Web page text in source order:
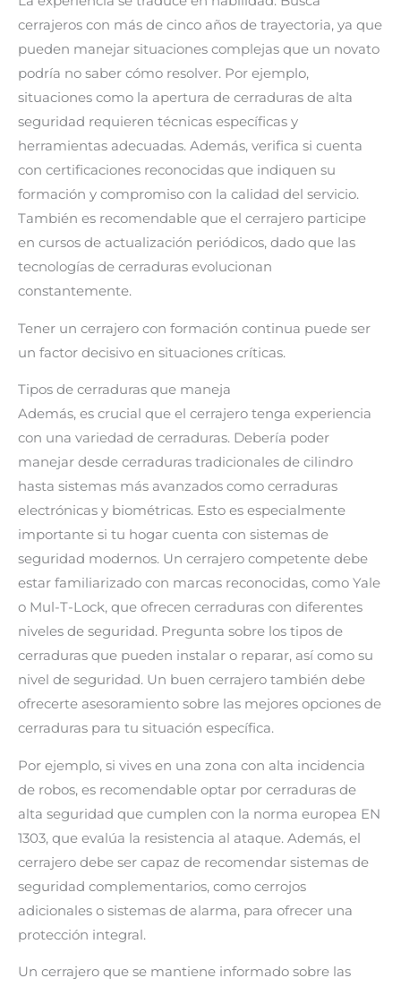
cerrajeros con más de cinco años de trayectoria, ya que
pueden manejar situaciones complejas que un novato
podría no saber cómo resolver. Por ejemplo,
situaciones como la apertura de cerraduras de alta
seguridad requieren técnicas específicas y
herramientas adecuadas. Además, verifica si cuenta
con certificaciones reconocidas que indiquen su
formación y compromiso con la calidad del servicio.
También es recomendable que el cerrajero participe
en cursos de actualización periódicos, dado que las
tecnologías de cerraduras evolucionan
constantemente.
Tener un cerrajero con formación continua puede ser
un factor decisivo en situaciones críticas.
Tipos de cerraduras que maneja
Además, es crucial que el cerrajero tenga experiencia
con una variedad de cerraduras. Debería poder
manejar desde cerraduras tradicionales de cilindro
hasta sistemas más avanzados como cerraduras
electrónicas y biométricas. Esto es especialmente
importante si tu hogar cuenta con sistemas de
seguridad modernos. Un cerrajero competente debe
estar familiarizado con marcas reconocidas, como Yale
o Mul-T-Lock, que ofrecen cerraduras con diferentes
niveles de seguridad. Pregunta sobre los tipos de
cerraduras que pueden instalar o reparar, así como su
nivel de seguridad. Un buen cerrajero también debe
ofrecerte asesoramiento sobre las mejores opciones de
cerraduras para tu situación específica.
Por ejemplo, si vives en una zona con alta incidencia
de robos, es recomendable optar por cerraduras de
alta seguridad que cumplen con la norma europea EN
1303, que evalúa la resistencia al ataque. Además, el
cerrajero debe ser capaz de recomendar sistemas de
seguridad complementarios, como cerrojos
adicionales o sistemas de alarma, para ofrecer una
protección integral.
Un cerrajero que se mantiene informado sobre las